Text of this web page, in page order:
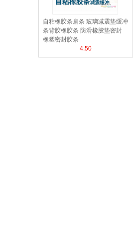
自粘橡胶条扁条 玻璃减震垫缓冲
条背胶橡胶条 防滑橡胶垫密封
橡塑密封胶条
4.50